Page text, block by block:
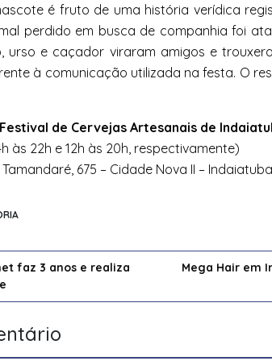
é fruto de uma história verídica
perdido em busca de companhia foi
urso e caçador viraram amigos e
à comunicação utilizada na festa. O
de Cervejas Artesanais de
às 22h e 12h às 20h, respectivamente)
675 – Cidade Nova II –
faz 3 anos e realiza
Mega Hair em